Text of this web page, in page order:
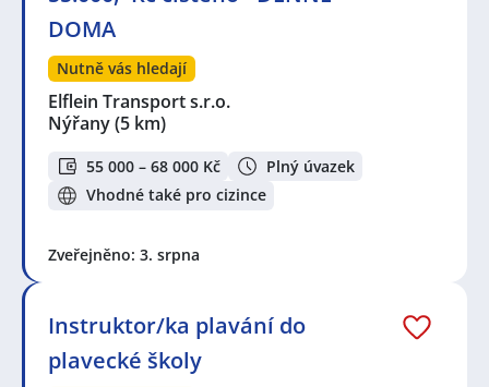
automatizace
Seznam lokalit v zobrazených inzerátech:
Celá ČR,Plzeň ,Nýřany
Úherce, okres Plzeň-sever
DOMA
Nutně vás hledají
Elflein Transport s.r.o.
Nýřany(5 km)
55 000 – 68 000 Kč
Plný úvazek
Vhodné také pro cizince
Zveřejněno: 3. srpna
Instruktor/ka plavání do
plavecké školy